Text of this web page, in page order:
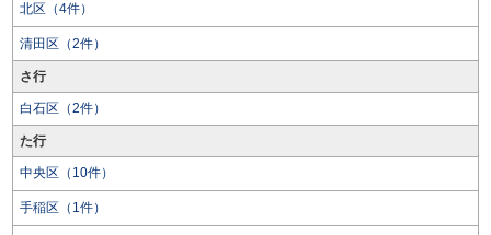
北区（4件）
清田区（2件）
さ行
白石区（2件）
た行
中央区（10件）
手稲区（1件）